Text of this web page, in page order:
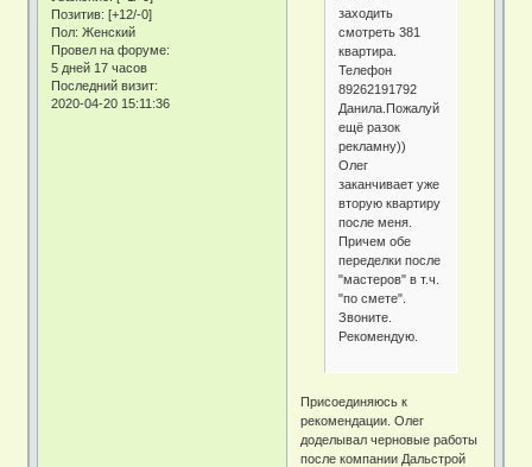
Позитив: [+12/-0]
Пол: Женский
Провел на форуме:
5 дней 17 часов
Последний визит:
2020-04-20 15:11:36
заходить
смотреть 381
квартира.
Телефон
89262191792
Данила.Пожалуй
ещё разок
рекламну))
Олег
заканчивает уже
вторую квартиру
после меня.
Причем обе
переделки после
"мастеров" в т.ч.
"по смете".
Звоните.
Рекомендую.
Присоединяюсь к
рекомендации. Олег
доделывал черновые работы
после компании Дальстрой